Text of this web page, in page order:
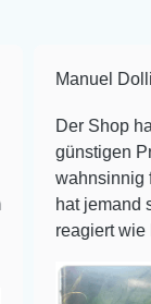
Dollinger
hat eine
Preisen. Der
freundlich
so schnell
wie hier...